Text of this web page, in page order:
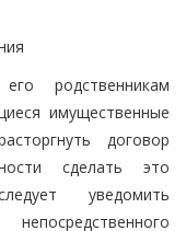
родственникам
имущественные
договор
сделать это
уведомить